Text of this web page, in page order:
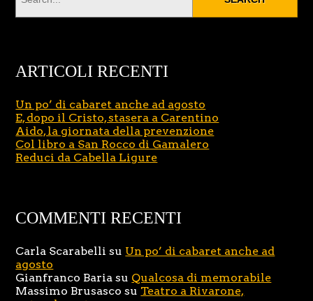
ARTICOLI RECENTI
Un po’ di cabaret anche ad agosto
E, dopo il Cristo, stasera a Carentino
Aido, la giornata della prevenzione
Col libro a San Rocco di Gamalero
Reduci da Cabella Ligure
COMMENTI RECENTI
Carla Scarabelli su Un po’ di cabaret anche ad
agosto
Gianfranco Baria su Qualcosa di memorabile
Massimo Brusasco su Teatro a Rivarone,